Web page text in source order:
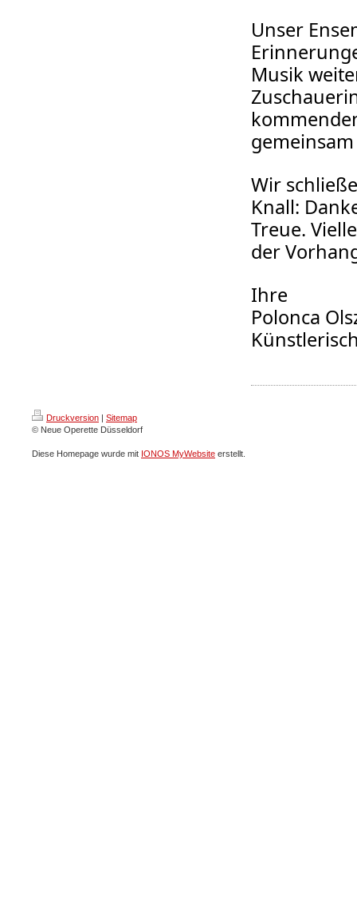
Unser
Musik
Wir
Knall:
Treue.
der
Ihre
Polonca
Druckversion | Sitemap
© Neue Operette Düsseldorf
Diese Homepage wurde mit IONOS MyWebsite erstellt.